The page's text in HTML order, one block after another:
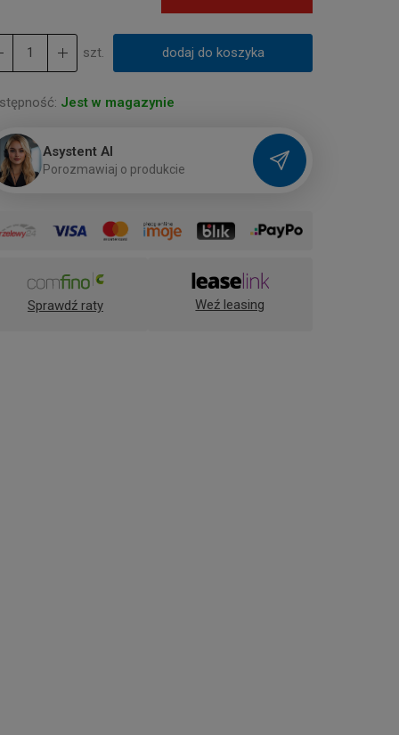
szt. dodaj do koszyka
Jest w magazynie
Asystent AI
Porozmawiaj o produkcie
Sprawdź raty Weź leasing